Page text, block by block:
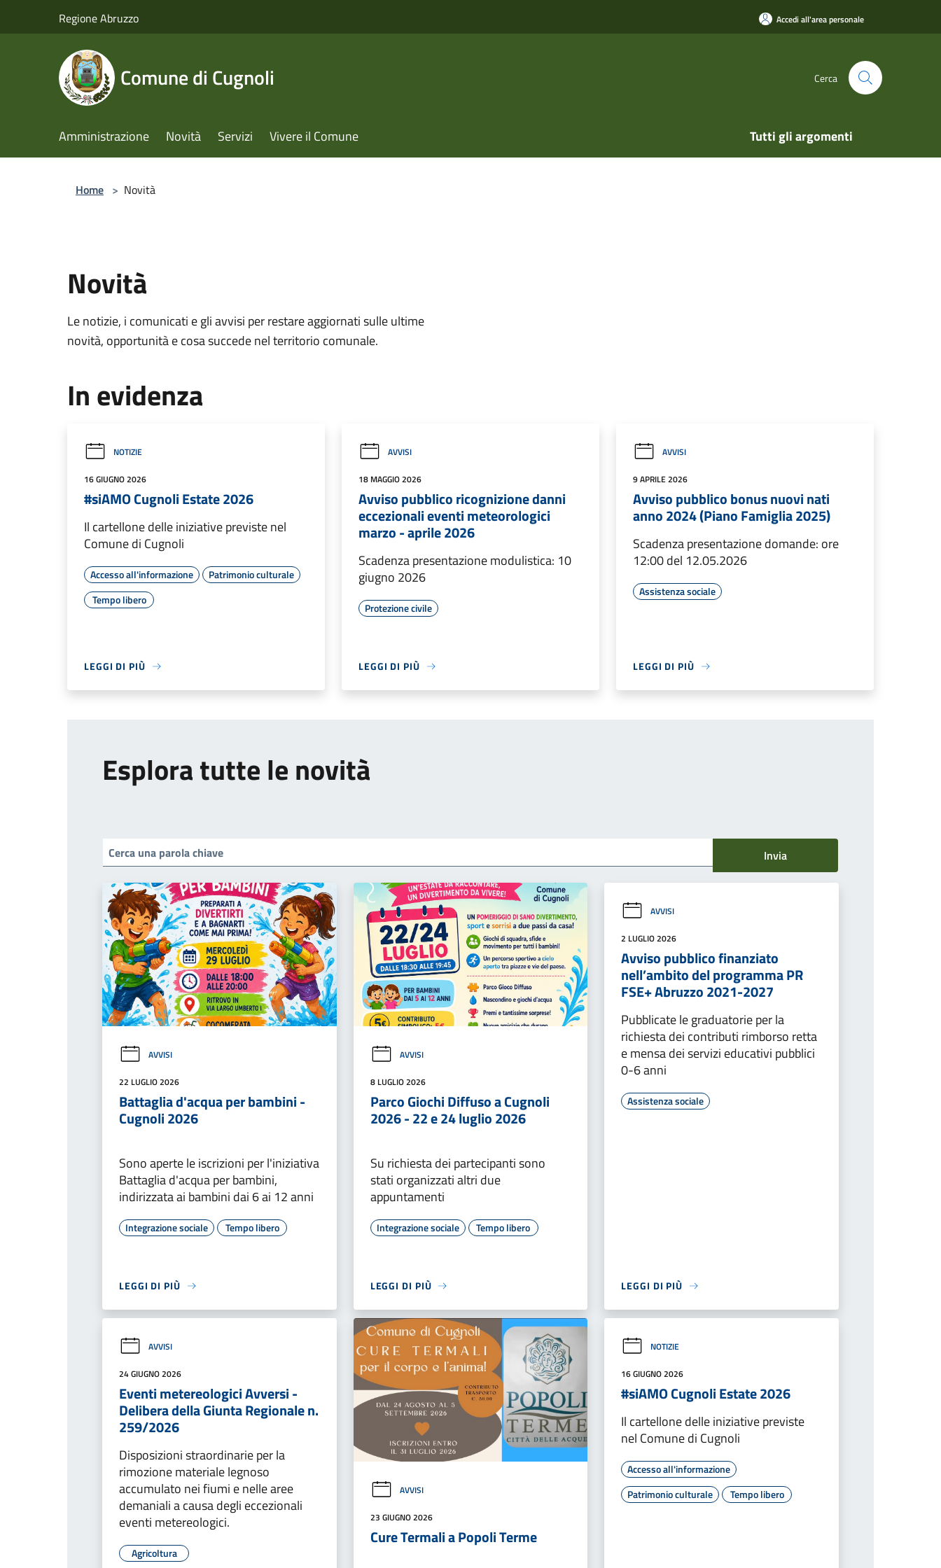
Regione Abruzzo Accedi all'area personale
Comune di Cugnoli Cerca
Amministrazione Novità Servizi Vivere il Comune Tutti gli argomenti
Home > Novità
Novità
Le notizie, i comunicati e gli avvisi per restare aggiornati sulle ultime
novità, opportunità e cosa succede nel territorio comunale.
In evidenza
NOTIZIE
16 GIUGNO 2026
#siAMO Cugnoli Estate 2026
Il cartellone delle iniziative previste nel
Comune di Cugnoli
Accesso all'informazione
Patrimonio culturale
Tempo libero
LEGGI DI PIÙ
AVVISI
18 MAGGIO 2026
Avviso pubblico ricognizione danni
eccezionali eventi meteorologici
marzo - aprile 2026
Scadenza presentazione modulistica: 10
giugno 2026
Protezione civile
LEGGI DI PIÙ
AVVISI
9 APRILE 2026
Avviso pubblico bonus nuovi nati
anno 2024 (Piano Famiglia 2025)
Scadenza presentazione domande: ore
12:00 del 12.05.2026
Assistenza sociale
LEGGI DI PIÙ
Esplora tutte le novità
Invia
AVVISI
22 LUGLIO 2026
Battaglia d'acqua per bambini -
Cugnoli 2026
Sono aperte le iscrizioni per l'iniziativa
Battaglia d'acqua per bambini,
indirizzata ai bambini dai 6 ai 12 anni
Integrazione sociale Tempo libero
LEGGI DI PIÙ
AVVISI
8 LUGLIO 2026
Parco Giochi Diffuso a Cugnoli
2026 - 22 e 24 luglio 2026
Su richiesta dei partecipanti sono
stati organizzati altri due
appuntamenti
Integrazione sociale Tempo libero
LEGGI DI PIÙ
AVVISI
2 LUGLIO 2026
Avviso pubblico finanziato
nell’ambito del programma PR
FSE+ Abruzzo 2021-2027
Pubblicate le graduatorie per la
richiesta dei contributi rimborso retta
e mensa dei servizi educativi pubblici
0-6 anni
Assistenza sociale
LEGGI DI PIÙ
AVVISI
24 GIUGNO 2026
Eventi metereologici Avversi -
Delibera della Giunta Regionale n.
259/2026
Disposizioni straordinarie per la
rimozione materiale legnoso
accumulato nei fiumi e nelle aree
demaniali a causa degli eccezionali
eventi metereologici.
Agricoltura
AVVISI
23 GIUGNO 2026
Cure Termali a Popoli Terme
NOTIZIE
16 GIUGNO 2026
#siAMO Cugnoli Estate 2026
Il cartellone delle iniziative previste
nel Comune di Cugnoli
Accesso all'informazione
Patrimonio culturale
Tempo libero